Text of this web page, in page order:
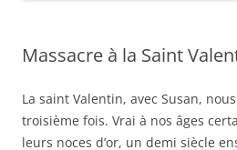
Massacre à la Saint
La saint Valentin, avec Susan,
troisième fois. Vrai à nos âges
leurs noces d’or, un demi siècle